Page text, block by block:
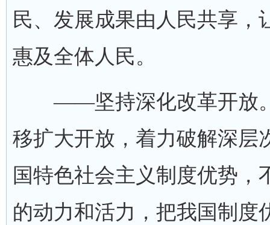
民、发展成果由人民共享
惠及全体人民。
——坚持深化改革开放。
移扩大开放，着力破解深层
国特色社会主义制度优势
的动力和活力，把我国制度